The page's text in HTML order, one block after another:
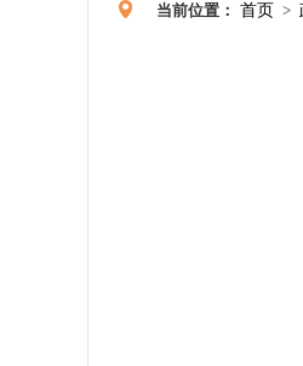
当前位置： 首页 >